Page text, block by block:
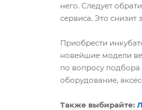
него. Следует
сервиса. Это
Приобрести
новейшие модели
по вопросу
оборудование,
Также выбирайте: